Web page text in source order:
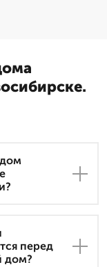
перед
дом?